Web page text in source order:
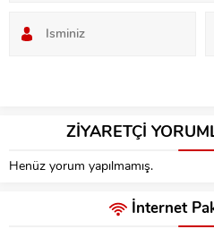
ZİYARETÇİ
Henüz yorum yapılmamış.
İnternet